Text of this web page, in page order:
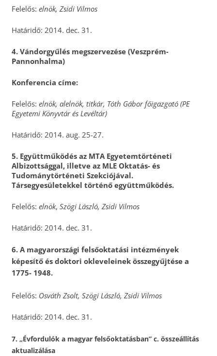
Felelős: elnök, Zsidi Vilmos
Határidő: 2014. dec. 31.
4. Vándorgyűlés megszervezése (Veszprém-
Pannonhalma)
Konferencia címe:
Felelős: elnök, alelnök, titkár, Tóth Gábor főigazgató (PE
Egyetemi Könyvtár és Levéltár)
Határidő: 2014. aug. 25-27.
5. Együttműködés az MTA Egyetemtörténeti
Albizottsággal, illetve az MLE Oktatás- és
Tudománytörténeti Szekciójával.
Társegyesületekkel történő együttműködés.
Felelős: elnök, Szögi László, Zsidi Vilmos
Határidő: 2014. dec. 31.
6. A magyarországi felsőoktatási intézmények
képesítő és doktori okleveleinek összegyűjtése a
1775- 1948.
Felelős: Osváth Zsolt, Szögi László, Zsidi Vilmos
Határidő: 2014. dec. 31.
7. „Évfordulók a magyar felsőoktatásban” c. összeállítás
aktualizálása